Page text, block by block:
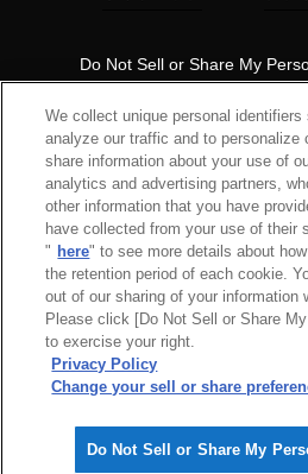
Do Not Sell or Share My
Copyright© 1997 HKS Co., Ltd.
We collect unique personal
analyze our traffic and to personalize
share information about your use of
analytics and advertising partners,
other information that you have
have collected from your use of their
" here" to see more details about
the retention period of each cookie.
out of our sharing of your information
Please click [Do Not Sell or Share
to exercise your right.
Privacy Policy
Change your sell or share
Do Not Sell or Share My